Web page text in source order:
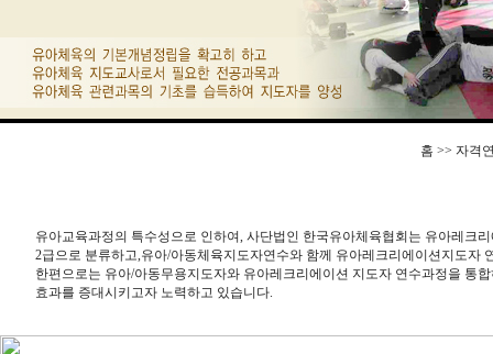
홈 >> 자격
유아교육과정의 특수성으로 인하여, 사단법인 한국유아체육협회는 유아레크
2급으로 분류하고,유아/아동체육지도자연수와 함께 유아레크리에이션지도자
한편으로는 유아/아동무용지도자와 유아레크리에이션 지도자 연수과정을 통
효과를 증대시키고자 노력하고 있습니다.